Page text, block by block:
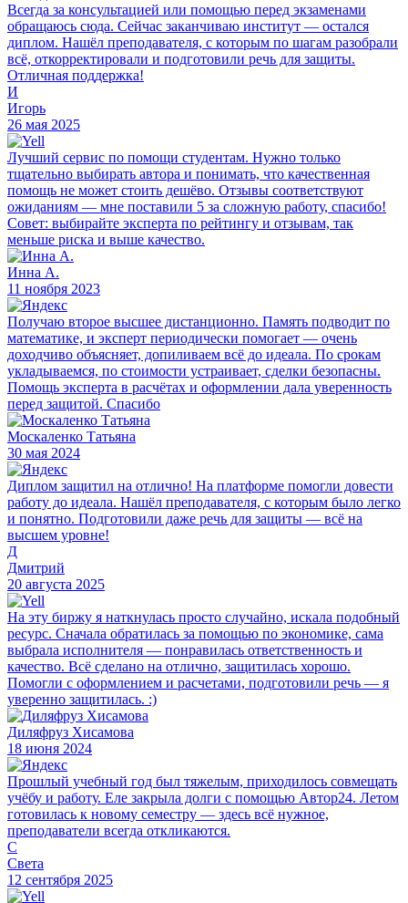
Всегда за консультацией или помощью перед экзаменами
обращаюсь сюда. Сейчас заканчиваю институт — остался
диплом. Нашёл преподавателя, с которым по шагам разобрали
всё, откорректировали и подготовили речь для защиты.
Отличная поддержка!
И
Игорь
26 мая 2025
Лучший сервис по помощи студентам. Нужно только
тщательно выбирать автора и понимать, что качественная
помощь не может стоить дешёво. Отзывы соответствуют
ожиданиям — мне поставили 5 за сложную работу, спасибо!
Совет: выбирайте эксперта по рейтингу и отзывам, так
меньше риска и выше качество.
Инна А.
11 ноября 2023
Получаю второе высшее дистанционно. Память подводит по
математике, и эксперт периодически помогает — очень
доходчиво объясняет, допиливаем всё до идеала. По срокам
укладываемся, по стоимости устраивает, сделки безопасны.
Помощь эксперта в расчётах и оформлении дала уверенность
перед защитой. Спасибо
Москаленко Татьяна
30 мая 2024
Диплом защитил на отлично! На платформе помогли довести
работу до идеала. Нашёл преподавателя, с которым было легко
и понятно. Подготовили даже речь для защиты — всё на
высшем уровне!
Д
Дмитрий
20 августа 2025
На эту биржу я наткнулась просто случайно, искала подобный
ресурс. Сначала обратилась за помощью по экономике, сама
выбрала исполнителя — понравилась ответственность и
качество. Всё сделано на отлично, защитилась хорошо.
Помогли с оформлением и расчетами, подготовили речь — я
уверенно защитилась. :)
Диляфруз Хисамова
18 июня 2024
Прошлый учебный год был тяжелым, приходилось совмещать
учёбу и работу. Еле закрыла долги с помощью Автор24. Летом
готовилась к новому семестру — здесь всё нужное,
преподаватели всегда откликаются.
С
Света
12 сентября 2025